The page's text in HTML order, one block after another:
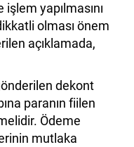
yapılmasını
olması önem
açıklamada,
dekont
paranın fiilen
Ödeme
mutlaka